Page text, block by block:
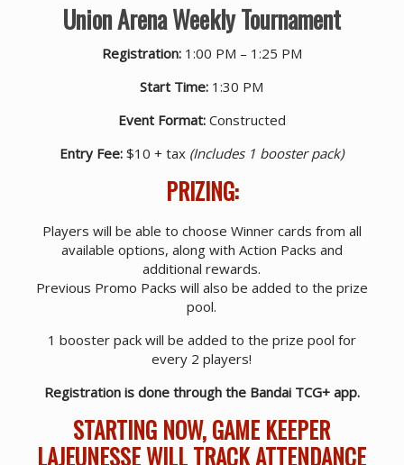
Union Arena Weekly Tournament
Registration:1:00 PM – 1:25 PM
Start Time: 1:30 PM
Event Format:Constructed
Entry Fee: $10 + tax (Includes 1 booster pack)
PRIZING:
Players will be able to choose Winner cards from all
available options, along with Action Packs and
additional rewards.
Previous Promo Packs will also be added to the prize
pool.
1 booster pack will be added to the prize pool for
every 2 players!
Registration is done through the Bandai TCG+ app.
STARTING NOW, GAME KEEPER
LAJEUNESSE WILL TRACK ATTENDANCE